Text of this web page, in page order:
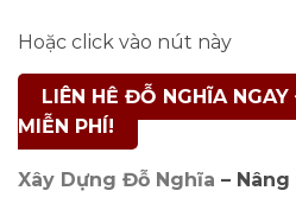
Hoặc click vào nút này
LIÊN HỆ ĐỖ NGHĨA
MIỄN PHÍ!
Xây Dựng Đỗ Nghĩa –